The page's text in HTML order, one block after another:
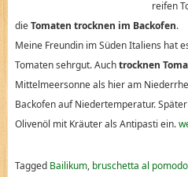
reifen
dieTomaten trocknen im Backofen.
Meine Freundin im Süden Italiens hat
Tomaten sehrgut. Auchtrocknen
Mittelmeersonne als hier am
Backofen auf Niedertemperatur.
Olivenöl mit Kräuter als Antipasti ein.
Tagged Bailikum, bruschetta al